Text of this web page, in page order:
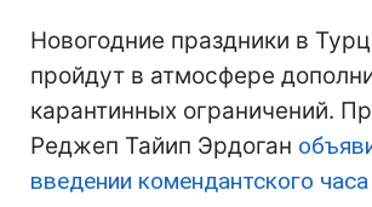
Новогодние праздники в
пройдут в атмосфере
карантинных ограничений.
Реджеп Тайип Эрдоган
введении комендантского часа